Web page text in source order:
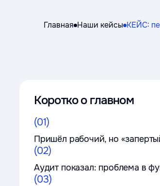
Главная Наши кейсы КЕЙС:
Коротко о главном
(01)
Пришёл рабочий, но
(02)
Аудит показал: проблема в
(03)